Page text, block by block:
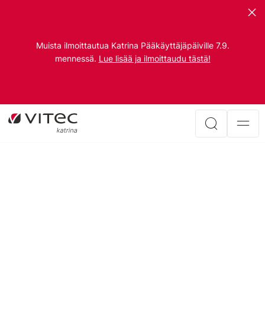
Muista ilmoittautua Katrina Pääkäyttäjäpäiville 7.9.
mennessä. Lue lisää ja ilmoittaudu tästä!